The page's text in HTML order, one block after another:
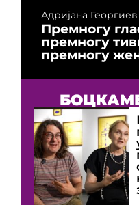
Адријана Георгиев
Премногу
премногу
премногу